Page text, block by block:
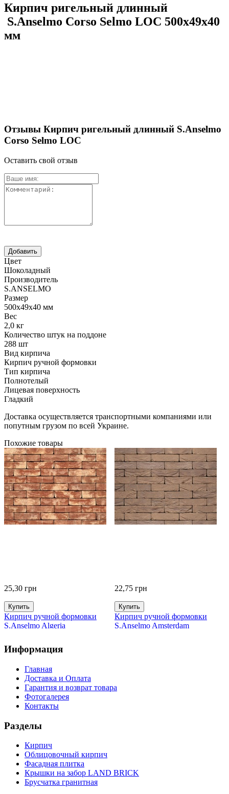
Кирпич ригельный длинный
S.Anselmo Corso Selmo LOC 500х49х40
мм
Отзывы Кирпич ригельный длинный S.Anselmo
Corso Selmo LOC
Оставить свой отзыв
Цвет
Шоколадный
Производитель
S.ANSELMO
Размер
500х49х40 мм
Вес
2,0 кг
Количество штук на поддоне
288 шт
Вид кирпича
Кирпич ручной формовки
Тип кирпича
Полнотелый
Лицевая поверхность
Гладкий
Доставка осуществляется транспортными компаниями или
попутным грузом по всей Украине.
Похожие товары
25,30 грн
Купить
Кирпич ручной формовки
S.Anselmo Algeria
22,75 грн
Купить
Кирпич ручной формовки
S.Anselmo Amsterdam
Информация
Главная
Доставка и Оплата
Гарантия и возврат товара
Фотогалерея
Контакты
Разделы
Кирпич
Облицовочный кирпич
Фасадная плитка
Крышки на забор LAND BRICK
Брусчатка гранитная